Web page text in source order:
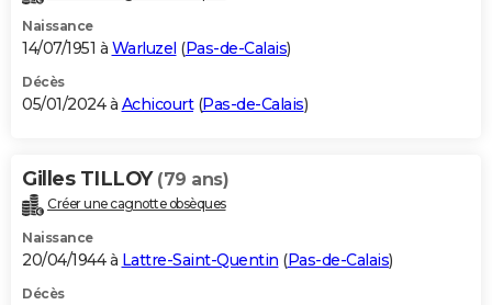
Naissance
14/07/1951 à Warluzel (Pas-de-Calais)
Décès
05/01/2024 à Achicourt(Pas-de-Calais)
Gilles TILLOY (79 ans)
Créer une cagnotte obsèques
Naissance
20/04/1944 à Lattre-Saint-Quentin (Pas-de-Calais)
Décès